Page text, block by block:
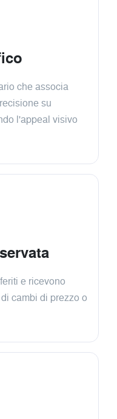
che associa
su
l'appeal visivo
e ricevono
cambi di prezzo o